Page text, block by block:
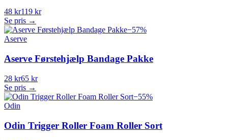
48 kr119 kr
Se pris →
−57%
Aserve
Aserve Førstehjælp Bandage Pakke
28 kr65 kr
Se pris →
−55%
Odin
Odin Trigger Roller Foam Roller Sort